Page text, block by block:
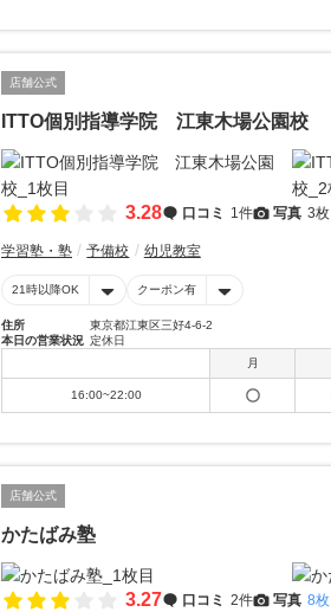
店舗公式
ITTO個別指導学院 江東木場公園校
3.28 口コミ 1件 写真 3枚
学習塾・塾 予備校 幼児教室
21時以降OK クーポン有
住所
東京都江東区三好4-6-2
本日の営業状況 定休日
月
16:00~22:00
店舗公式
かたばみ塾
3.27 口コミ 2件 写真 8枚